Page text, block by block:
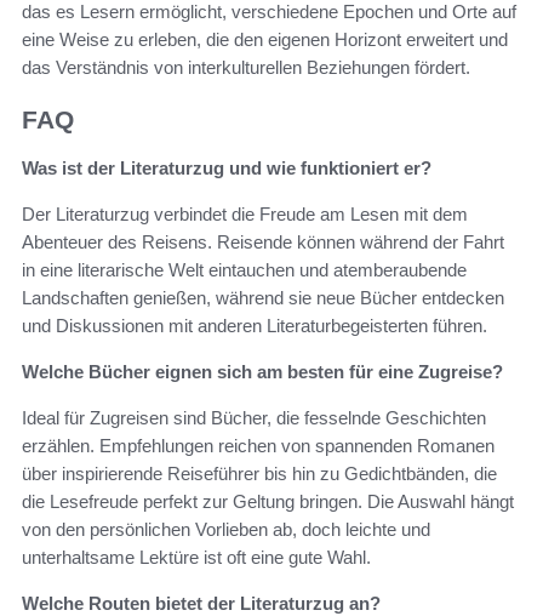
das es Lesern ermöglicht, verschiedene Epochen und Orte auf
eine Weise zu erleben, die den eigenen Horizont erweitert und
das Verständnis von interkulturellen Beziehungen fördert.
FAQ
Was ist der Literaturzug und wie funktioniert er?
Der Literaturzug verbindet die Freude am Lesen mit dem
Abenteuer des Reisens. Reisende können während der Fahrt
in eine literarische Welt eintauchen und atemberaubende
Landschaften genießen, während sie neue Bücher entdecken
und Diskussionen mit anderen Literaturbegeisterten führen.
Welche Bücher eignen sich am besten für eine Zugreise?
Ideal für Zugreisen sind Bücher, die fesselnde Geschichten
erzählen. Empfehlungen reichen von spannenden Romanen
über inspirierende Reiseführer bis hin zu Gedichtbänden, die
die Lesefreude perfekt zur Geltung bringen. Die Auswahl hängt
von den persönlichen Vorlieben ab, doch leichte und
unterhaltsame Lektüre ist oft eine gute Wahl.
Welche Routen bietet der Literaturzug an?